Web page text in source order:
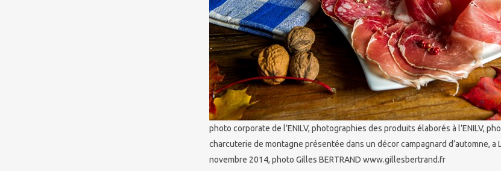
photo corporate de l’ENILV, photographies des produits élaborés à l’ENILV,
charcuterie de montagne présentée dans un décor campagnard d’automne, a
novembre 2014, photo Gilles BERTRAND www.gillesbertrand.fr